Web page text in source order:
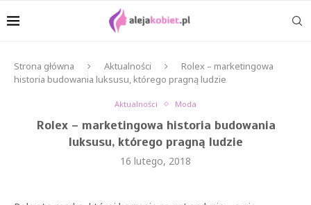
Strona główna Aktualności
Rolex – marketingowa
historia budowania luksusu, którego pragną ludzie
Aktualności Moda
Rolex – marketingowa historia budowania
luksusu, którego pragną ludzie
16 lutego, 2018